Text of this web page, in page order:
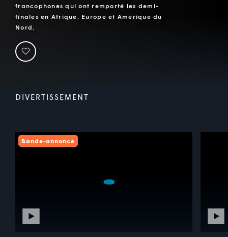
francophones qui ont remporté les demi-
finales en Afrique, Europe et Amérique du
Nord.
DIVERTISSEMENT
Bande-annonce